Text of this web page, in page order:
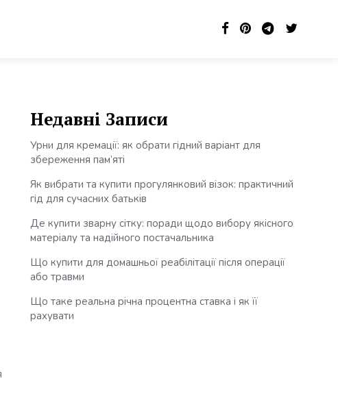
Недавні Записи
Урни для кремації: як обрати гідний варіант для
збереження пам’яті
Як вибрати та купити прогулянковий візок: практичний
гід для сучасних батьків
Де купити зварну сітку: поради щодо вибору якісного
матеріалу та надійного постачальника
Що купити для домашньої реабілітації після операції
або травми
Що таке реальна річна процентна ставка і як її
рахувати